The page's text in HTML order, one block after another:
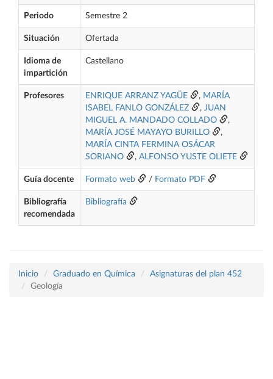
Periodo Semestre 2
Situación Ofertada
Idioma de
impartición
Castellano
Profesores ENRIQUE ARRANZ YAGÜE , MARÍA
ISABEL FANLO GONZÁLEZ
, JUAN
MIGUEL A. MANDADO COLLADO
,
MARÍA JOSÉ MAYAYO BURILLO
,
MARÍA CINTA FERMINA OSÁCAR
SORIANO
, ALFONSO YUSTE OLIETE
Guía docente Formato web / Formato PDF
Bibliografía
recomendada
Bibliografía
Inicio Graduado en Química
Asignaturas del plan 452
Geología